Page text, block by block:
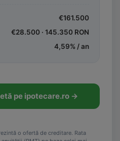
€161.500
€28.500 · 145.350 RON
4,59% / an
pe ipotecare.ro →
o ofertă de creditare. Rata